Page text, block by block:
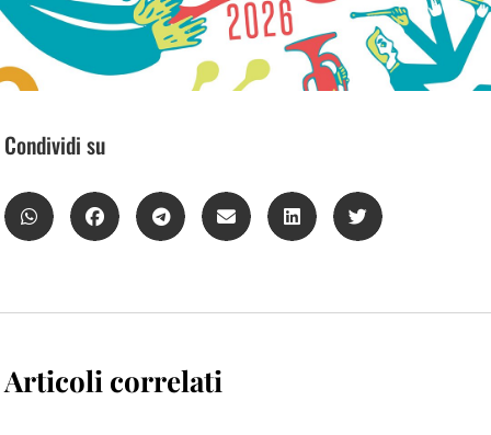
Condividi su
Articoli correlati